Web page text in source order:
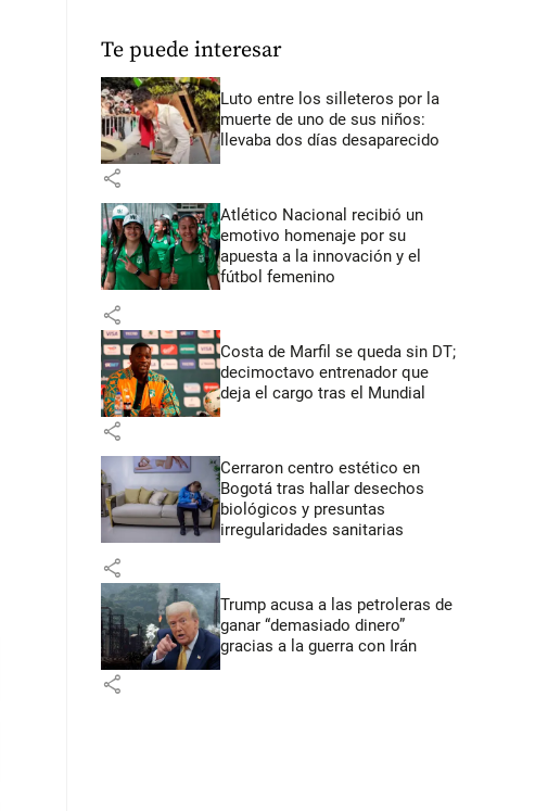
Te puede interesar
Luto entre los silleteros por la
muerte de uno de sus niños:
llevaba dos días desaparecido
share
Atlético Nacional recibió un
emotivo homenaje por su
apuesta a la innovación y el
fútbol femenino
share
Costa de Marfil se queda sin DT;
decimoctavo entrenador que
deja el cargo tras el Mundial
share
Cerraron centro estético en
Bogotá tras hallar desechos
biológicos y presuntas
irregularidades sanitarias
share
Trump acusa a las petroleras de
ganar “demasiado dinero”
gracias a la guerra con Irán
share